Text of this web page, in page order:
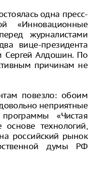
одна пресс-
«Инновационные
журналистами
вице-президента
Алдошин. По
причинам не
повезло: обоим
неприятные
«Чистая
технологий,
российский рынок
думы РФ